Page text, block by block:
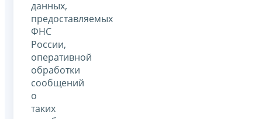
данных,
предоставляемых
ФНС
России,
оперативной
обработки
сообщений
о
таких